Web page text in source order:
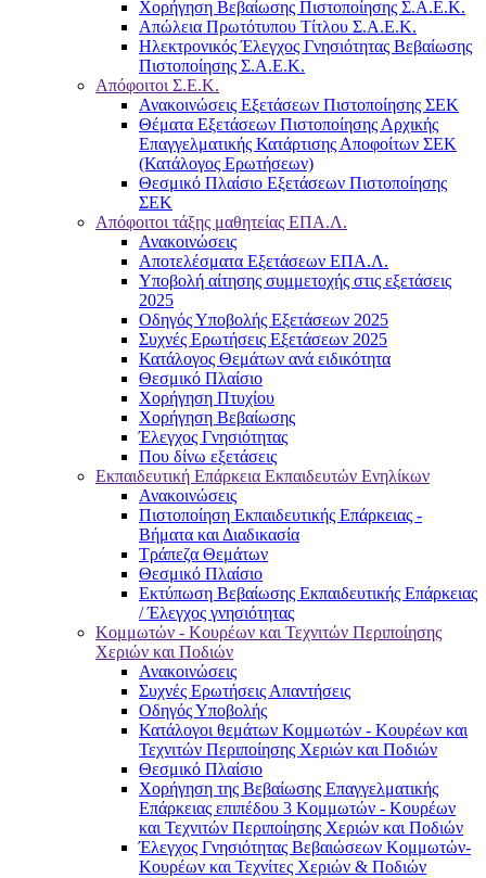
Χορήγηση Βεβαίωσης Πιστοποίησης Σ.Α.Ε.Κ.
Απώλεια Πρωτότυπου Τίτλου Σ.Α.Ε.Κ.
Ηλεκτρονικός Έλεγχος Γνησιότητας Βεβαίωσης
Πιστοποίησης Σ.Α.Ε.Κ.
Απόφοιτοι Σ.Ε.Κ.
Ανακοινώσεις Εξετάσεων Πιστοποίησης ΣΕΚ
Θέματα Εξετάσεων Πιστοποίησης Αρχικής
Επαγγελματικής Κατάρτισης Αποφοίτων ΣΕΚ
(Κατάλογος Ερωτήσεων)
Θεσμικό Πλαίσιο Εξετάσεων Πιστοποίησης
ΣΕΚ
Απόφοιτοι τάξης μαθητείας ΕΠΑ.Λ.
Ανακοινώσεις
Αποτελέσματα Εξετάσεων ΕΠΑ.Λ.
Υποβολή αίτησης συμμετοχής στις εξετάσεις
2025
Οδηγός Υποβολής Εξετάσεων 2025
Συχνές Ερωτήσεις Εξετάσεων 2025
Κατάλογος Θεμάτων ανά ειδικότητα
Θεσμικό Πλαίσιο
Χορήγηση Πτυχίου
Χορήγηση Βεβαίωσης
Έλεγχος Γνησιότητας
Που δίνω εξετάσεις
Εκπαιδευτική Επάρκεια Εκπαιδευτών Ενηλίκων
Ανακοινώσεις
Πιστοποίηση Εκπαιδευτικής Επάρκειας -
Βήματα και Διαδικασία
Τράπεζα Θεμάτων
Θεσμικό Πλαίσιο
Εκτύπωση Βεβαίωσης Εκπαιδευτικής Επάρκειας
/ Έλεγχος γνησιότητας
Κομμωτών - Κουρέων και Τεχνιτών Περιποίησης
Χεριών και Ποδιών
Ανακοινώσεις
Συχνές Ερωτήσεις Απαντήσεις
Οδηγός Υποβολής
Κατάλογοι θεμάτων Κομμωτών - Κουρέων και
Τεχνιτών Περιποίησης Χεριών και Ποδιών
Θεσμικό Πλαίσιο
Χορήγηση της Βεβαίωσης Επαγγελματικής
Επάρκειας επιπέδου 3 Κομμωτών - Κουρέων
και Τεχνιτών Περιποίησης Χεριών και Ποδιών
Έλεγχος Γνησιότητας Βεβαιώσεων Κομμωτών-
Κουρέων και Τεχνίτες Χεριών & Ποδιών